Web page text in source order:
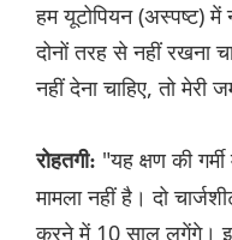
हम यूटोपियन (अस्पष्ट)
दोनों तरह से नहीं रखना
नहीं देना चाहिए, तो मेरी
रोहतगी: "यह क्षण की
मामला नहीं है। दो
करने में 10 साल लगेंगे।